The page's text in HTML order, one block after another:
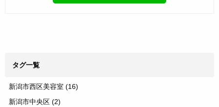
タグ一覧
新潟市西区美容室 (16)
新潟市中央区 (2)